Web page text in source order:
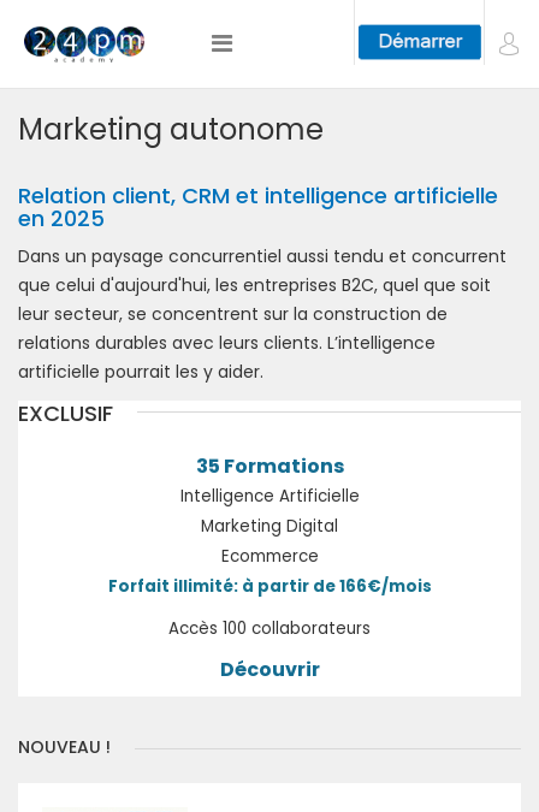
Marketing autonome
Relation client, CRM et intelligence artificielle
en 2025
Dans un paysage concurrentiel aussi tendu et concurrent
que celui d'aujourd'hui, les entreprises B2C, quel que soit
leur secteur, se concentrent sur la construction de
relations durables avec leurs clients. L’intelligence
artificielle pourrait les y aider.
EXCLUSIF
35 Formations
Intelligence Artificielle
Marketing Digital
Ecommerce
Forfait illimité: à partir de 166€/mois
Accès 100 collaborateurs
Découvrir
NOUVEAU !